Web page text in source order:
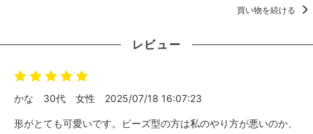
買い物を続ける
レビュー
かな 30代 女性 2025/07/18 16:07:23
形がとても可愛いです。ビーズ型の方は私のやり方が悪いのか、